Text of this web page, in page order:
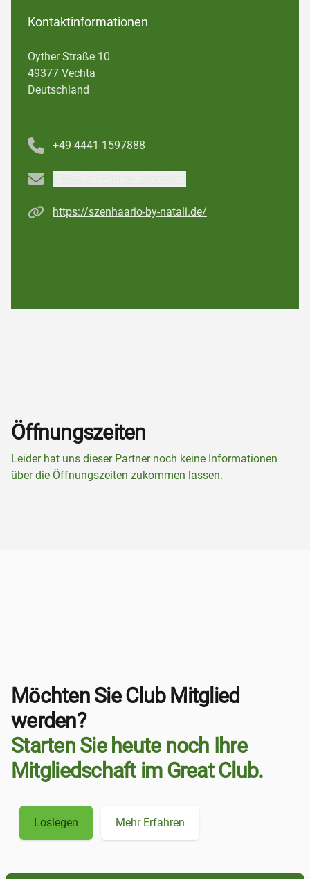
Kontaktinformationen
Oyther Straße 10
49377 Vechta
Deutschland
+49 4441 1597888
Email
Homepagehttps://szenhaario-by-natali.de/
Öffnungszeiten
Leider hat uns dieser Partner noch keine Informationen
über die Öffnungszeiten zukommen lassen.
Möchten Sie Club Mitglied
werden?
Starten Sie heute noch Ihre
Mitgliedschaft im Great Club.
Loslegen Mehr Erfahren